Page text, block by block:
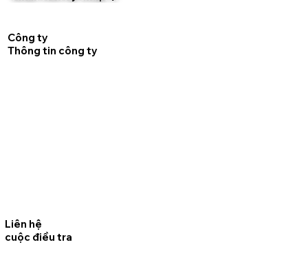
Công ty
Thông tin công ty
Liên hệ
cuộc điều tra